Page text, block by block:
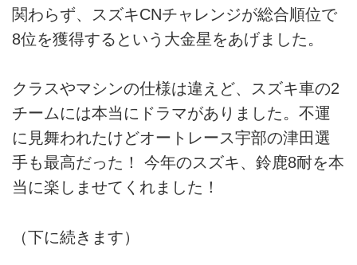
関わらず、スズキCNチャレンジが総合順位で
8位を獲得するという大金星をあげました。
クラスやマシンの仕様は違えど、スズキ車の2
チームには本当にドラマがありました。不運
に見舞われたけどオートレース宇部の津田選
手も最高だった！ 今年のスズキ、鈴鹿8耐を本
当に楽しませてくれました！
（下に続きます）